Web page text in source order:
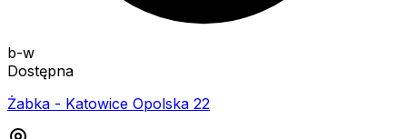
b-w
Dostępna
Żabka - Katowice Opolska 22